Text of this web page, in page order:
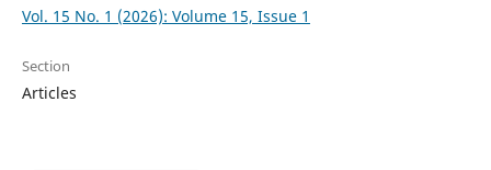
Vol. 15 No. 1 (2026): Volume 15, Issue 1
Section
Articles